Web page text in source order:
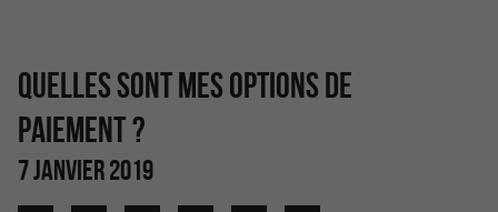
QUELLES SONT MES OPTIONS DE
PAIEMENT ?
7 JANVIER 2019